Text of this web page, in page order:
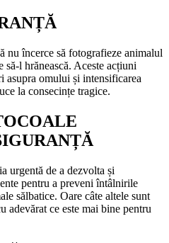
nu încerce să fotografieze animalul
l hrănească. Aceste acțiuni
asupra omului și intensificarea
la consecințe tragice.
urgentă de a dezvolta și
pentru a preveni întâlnirile
sălbatice. Oare câte altele sunt
adevărat ce este mai bine pentru